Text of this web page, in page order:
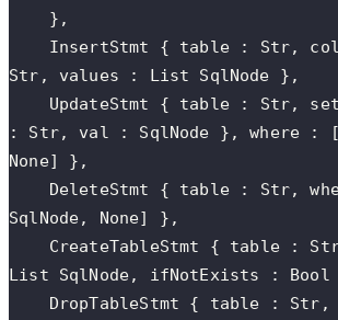
    },
Str, values : List SqlNode },
: Str, val : SqlNode }, where :
None] },
SqlNode, None] },
List SqlNode, ifNotExists :